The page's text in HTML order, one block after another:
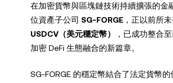
在加密貨幣與區塊鏈技術持續擴張的金
位資產子公司 SG-FORGE ，正以前所
USDCV（美元穩定幣）
，已成功整合
加密 DeFi 生態融合的新篇章。
SG-FORGE 的穩定幣結合了法定貨幣